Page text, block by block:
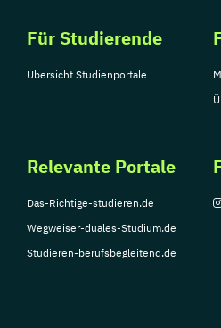
Für Studierende
Übersicht Studienportale
Relevante Portale
Das-Richtige-studieren.de
Wegweiser-duales-Studium.de
Studieren-berufsbegleitend.de